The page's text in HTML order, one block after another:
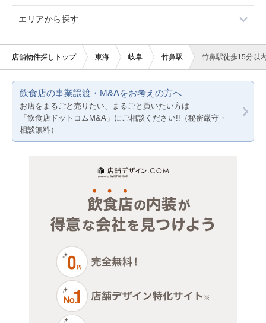
20坪以下
賃料20万円以下
軽飲食
その他サービス・その他
エリアから探す
愛知
岐阜
三重
店舗物件探しトップ 東海 岐阜 竹鼻駅 竹鼻駅徒歩15分以
飲食店の事業譲渡・M&Aをお考えの方へ
お店をまるごと売りたい、まるごと買いたい方は
「飲食店ドットコムM&A」にご相談ください!!（秘密厳守・
相談無料）